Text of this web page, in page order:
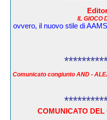
IL GIOCO
ovvero, il nuovo stile di
Comunicato congiunto AND -
COMUNICATO